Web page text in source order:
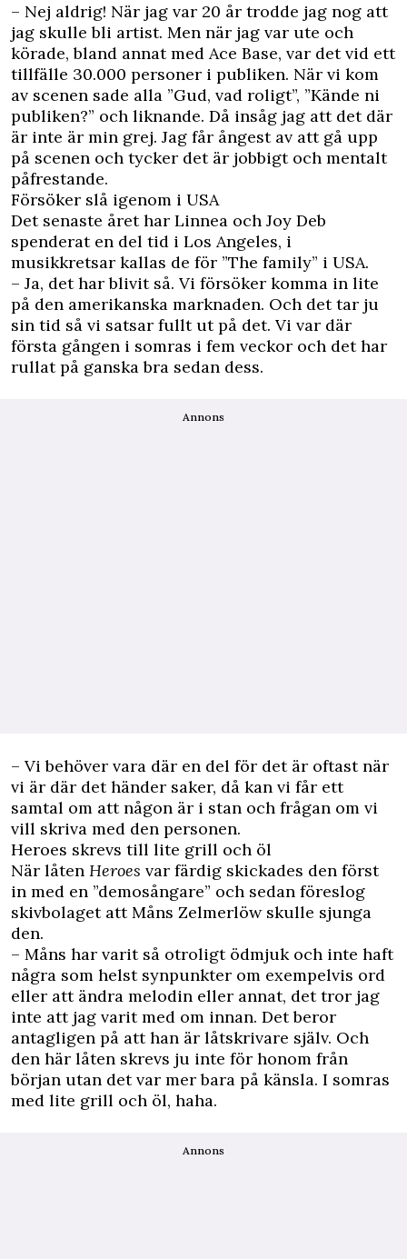
– Nej aldrig! När jag var 20 år trodde jag nog att
jag skulle bli artist. Men när jag var ute och
körade, bland annat med Ace Base, var det vid ett
tillfälle 30.000 personer i publiken. När vi kom
av scenen sade alla ”Gud, vad roligt”, ”Kände ni
publiken?” och liknande. Då insåg jag att det där
är inte är min grej. Jag får ångest av att gå upp
på scenen och tycker det är jobbigt och mentalt
påfrestande.
Försöker slå igenom i USA
Det senaste året har Linnea och Joy Deb
spenderat en del tid i Los Angeles, i
musikkretsar kallas de för ”The family” i USA.
– Ja, det har blivit så. Vi försöker komma in lite
på den amerikanska marknaden. Och det tar ju
sin tid så vi satsar fullt ut på det. Vi var där
första gången i somras i fem veckor och det har
rullat på ganska bra sedan dess.
Annons
– Vi behöver vara där en del för det är oftast när
vi är där det händer saker, då kan vi får ett
samtal om att någon är i stan och frågan om vi
vill skriva med den personen.
Heroes skrevs till lite grill och öl
När låten Heroes var färdig skickades den först
in med en ”demosångare” och sedan föreslog
skivbolaget att Måns Zelmerlöw skulle sjunga
den.
– Måns har varit så otroligt ödmjuk och inte haft
några som helst synpunkter om exempelvis ord
eller att ändra melodin eller annat, det tror jag
inte att jag varit med om innan. Det beror
antagligen på att han är låtskrivare själv. Och
den här låten skrevs ju inte för honom från
början utan det var mer bara på känsla. I somras
med lite grill och öl, haha.
Annons